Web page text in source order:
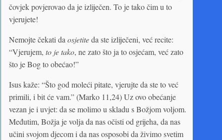
čovjek povjerovao da je izliječen. To je tako čim u to
vjerujete!
Nemojte čekati da osjetiteda ste izliječeni, već recite:
“Vjerujem, to je tako, ne zato što ja to osjećam, već zato
što je Bog to obećao!”
Isus kaže: “Što god moleći pitate, vjerujte da ste to već
primili, i bit će vam.” (Marko 11,24) Uz ovo obećanje
vezan je i uvjet: da se molimo u skladu s Božjom voljom.
Međutim, Božja je volja da nas očisti od grijeha, da nas
učini svojom djecom i da nas osposobi da živimo svetim